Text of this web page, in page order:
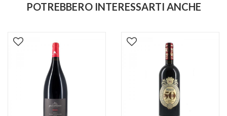
POTREBBERO INTERESSARTI ANCHE